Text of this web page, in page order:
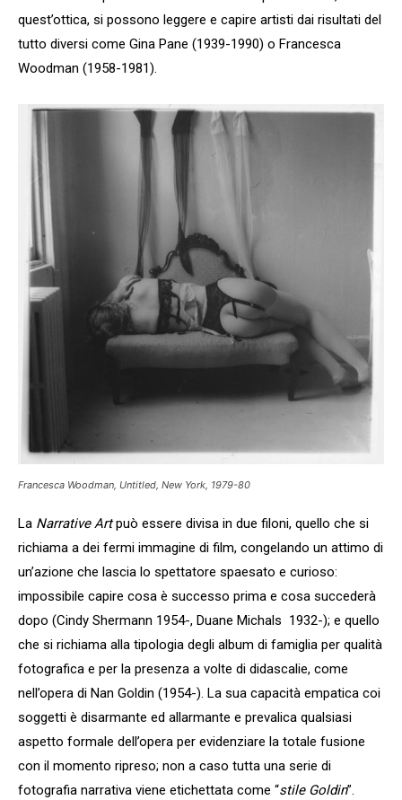
quest’ottica, si possono leggere e capire artisti dai risultati del
tutto diversi come Gina Pane (1939-1990) o Francesca
Woodman (1958-1981).
Francesca Woodman, Untitled, New York, 1979-80
La Narrative Artpuò essere divisa in due filoni, quello che si
richiama a dei fermi immagine di film, congelando un attimo di
un’azione che lascia lo spettatore spaesato e curioso:
impossibile capire cosa è successo prima e cosa succederà
dopo (Cindy Shermann 1954-, Duane Michals 1932-); e quello
che si richiama alla tipologia degli album di famiglia per qualità
fotografica e per la presenza a volte di didascalie, come
nell’opera di Nan Goldin (1954-). La sua capacità empatica coi
soggetti è disarmante ed allarmante e prevalica qualsiasi
aspetto formale dell’opera per evidenziare la totale fusione
con il momento ripreso; non a caso tutta una serie di
fotografia narrativa viene etichettata come “stile Goldin”.